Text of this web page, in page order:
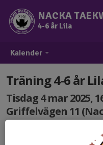
Kalender
NACKA
4-6 år Lila
Träning 4-6 år
Tisdag 4 mar 2025,
Griffelvägen 11